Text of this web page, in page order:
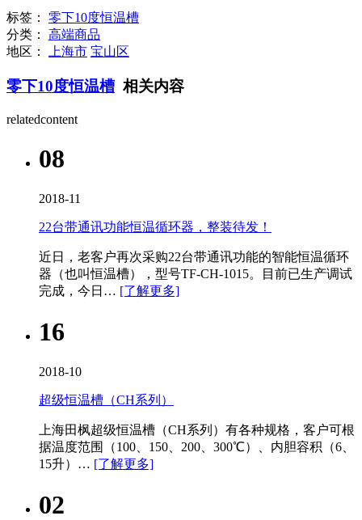
标签： 零下10度恒温槽
分类： 高端商品
地区：
上海市 宝山区
零下10度恒温槽 相关内容
relatedcontent
08
2018-11
22台带通讯功能恒温循环器，整装待发！
近日，老客户再次采购22台带通讯功能的智能恒温循环
器​（也叫恒温槽），型号TF-CH-1015。目前已生产调试
完成，今日… [了解更多]
16
2018-10
超级恒温槽（CH系列）
上海田枫超级恒温槽（CH系列）有各种规格，客户可根
据温度范围（100、150、200、300℃）、内胆容积（6、
15升）… [了解更多]
02